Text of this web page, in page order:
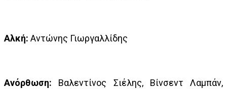
Αλκή: Αντώνης Γιωργαλλίδης
Ανόρθωση: Βαλεντίνος Σιέλης, Βίνσεντ Λαμπάν,